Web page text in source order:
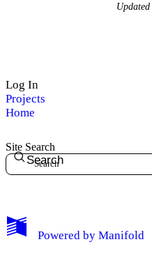
Site Search
Search
Log In
Projects
Home
Powered by Manifold